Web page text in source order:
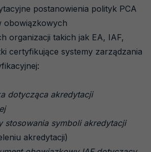
postanowienia polityk PCA
obowiązkowych
organizacji takich jak EA, IAF,
certyfikujące systemy zarządzania
dotycząca akredytacji
stosowania symboli akredytacji
akredytacji)